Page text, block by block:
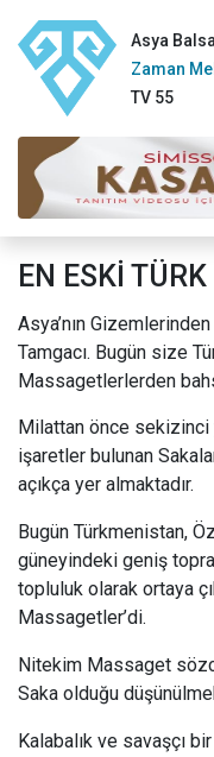
Asya
Zaman
TV 55
EN ESKİ
Asya’nın
Tamgacı. Bugün size
Massagetlerlerden
Milattan önce sekizinci
işaretler bulunan
açıkça yer almaktadır.
Bugün Türkmenistan,
güneyindeki geniş
topluluk olarak ortaya
Massagetler’di.
Nitekim Massaget
Saka olduğu
Kalabalık ve savaşçı